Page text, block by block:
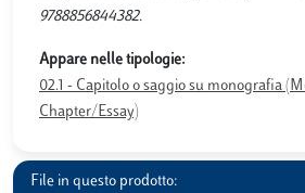
9788856844382.
Appare nelle tipologie:
02.1 - Capitolo o saggio su monografia
Chapter/Essay)
File in questo prodotto: